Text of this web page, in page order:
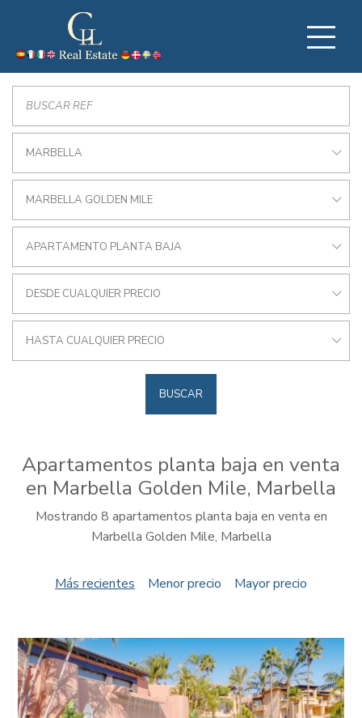
MARBELLA
MARBELLA GOLDEN MILE
APARTAMENTO PLANTA BAJA
DESDE CUALQUIER PRECIO
HASTA CUALQUIER PRECIO
BUSCAR
Apartamentos planta baja en venta
en Marbella Golden Mile, Marbella
Mostrando 8 apartamentos planta baja en venta en
Marbella Golden Mile, Marbella
Más recientes Menor precio Mayor precio